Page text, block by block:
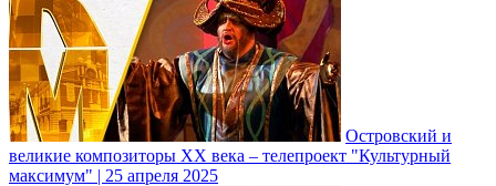
Островский и
великие композиторы XX века – телепроект "Культурный
максимум" | 25 апреля 2025